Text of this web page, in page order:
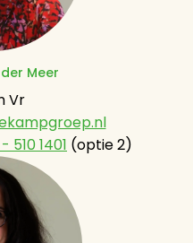
Meer
510 1401 (optie 2)